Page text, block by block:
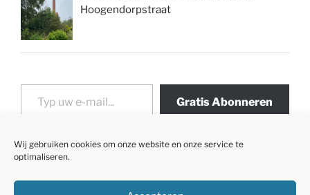
Wij gebruiken cookies om onze website en onze service te
optimaliseren.
Hoogendorpstraat
Typ uw e-mail...
Gratis Abonneren